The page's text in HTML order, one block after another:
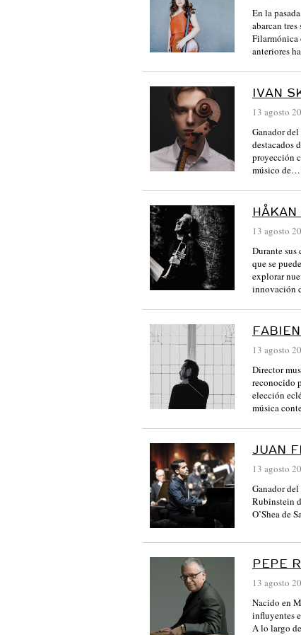
V
En la
abarcan
Filarmónica
anteriores
IVAN
13 agosto
Ganador
destacados
proyección
músico de…
HÅKAN
13 agosto
Durante sus
que se
explorar
innovación
13 agosto
Director
reconocido
elección
música
JUAN
13 agosto
Ganador
Rubinstein
O’Shea de
PEPE
13 agosto
Nacido en
influyentes
A lo largo